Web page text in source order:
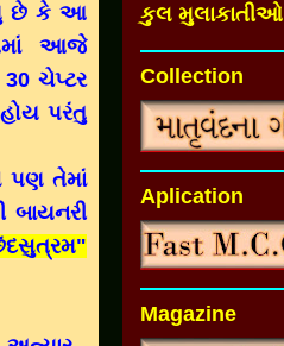
છે કે આ
આજે
ચેપ્ટર
પરંતુ
પણ તેમાં
કુલ મુલાકાતીઓ
Collection
Aplication
Magazine